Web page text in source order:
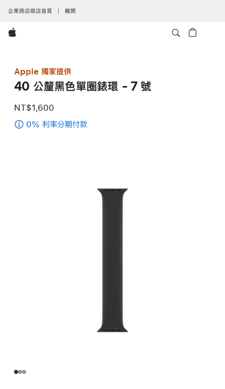
企業商店商店首頁 離開
Apple
Apple 獨家提供
40 公釐黑色單圈錶環 - 7 號
NT$1,600
0% 利率分期付款